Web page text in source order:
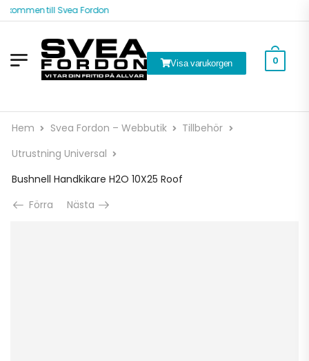
till Svea Fordon
Visa varukorgen 0
Hem Svea Fordon – Webbutik
Tillbehör
Utrustning Universal
Bushnell Handkikare H2O 10X25 Roof
Förra
Nästa